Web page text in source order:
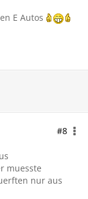
E Autos
#8
muesste
nur aus